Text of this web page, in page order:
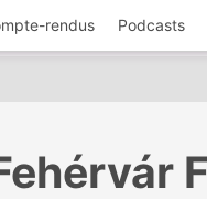
rendus Podcasts